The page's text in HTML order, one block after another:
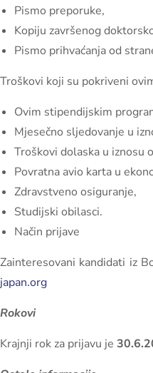
Pismo preporuke,
Kopiju završenog
Pismo prihvaćanja od
Troškovi koji su pokriveni
Ovim stipendijskim
Mjesečno sljedovanje u
Troškovi dolaska u iznosu
Povratna avio karta u
Zdravstveno osiguranje,
Studijski obilasci.
Način prijave
Zainteresovani kandidati iz
japan.org
Rokovi
Krajnji rok za prijavu je